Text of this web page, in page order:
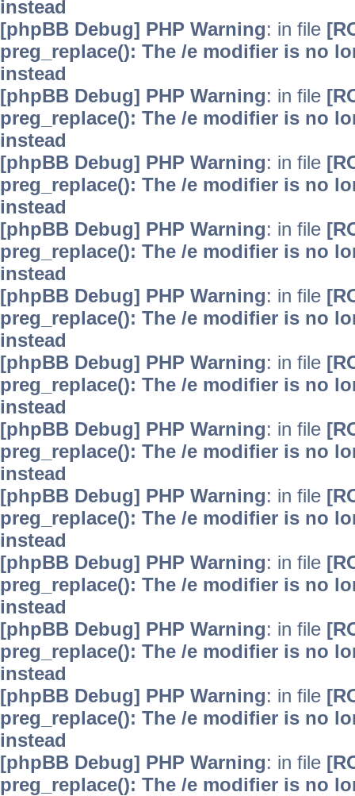
instead
[phpBB Debug] PHP Warning: in file
preg_replace(): The /e modifier is no
instead
[phpBB Debug] PHP Warning: in file
preg_replace(): The /e modifier is no
instead
[phpBB Debug] PHP Warning: in file
preg_replace(): The /e modifier is no
instead
[phpBB Debug] PHP Warning: in file
preg_replace(): The /e modifier is no
instead
[phpBB Debug] PHP Warning: in file
preg_replace(): The /e modifier is no
instead
[phpBB Debug] PHP Warning: in file
preg_replace(): The /e modifier is no
instead
[phpBB Debug] PHP Warning: in file
preg_replace(): The /e modifier is no
instead
[phpBB Debug] PHP Warning: in file
preg_replace(): The /e modifier is no
instead
[phpBB Debug] PHP Warning: in file
preg_replace(): The /e modifier is no
instead
[phpBB Debug] PHP Warning: in file
preg_replace(): The /e modifier is no
instead
[phpBB Debug] PHP Warning: in file
preg_replace(): The /e modifier is no
instead
[phpBB Debug] PHP Warning: in file
preg_replace(): The /e modifier is no